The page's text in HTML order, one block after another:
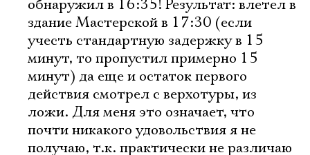
обнаружил в 16:35! Результат: влетел в
здание Мастерской в 17:30 (если
учесть стандартную задержку в 15
минут, то пропустил примерно 15
минут) да еще и остаток первого
действия смотрел с верхотуры, из
ложи. Для меня это означает, что
почти никакого удовольствия я не
получаю, т.к. практически не различаю